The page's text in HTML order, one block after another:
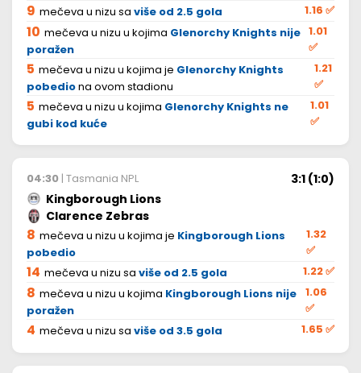
9 mečeva u nizu sa više od 2.5 gola 1.16 ✅
10 mečeva u nizu u kojima Glenorchy Knights nije
poražen
1.01
✅
5 mečeva u nizu u kojima je Glenorchy Knights
pobediona ovom stadionu
1.21
✅
5 mečeva u nizu u kojima Glenorchy Knights ne
gubi kod kuće
1.01
✅
04:30 | Tasmania NPL
3:1 (1:0)
Kingborough Lions
Clarence Zebras
8 mečeva u nizu u kojima je Kingborough Lions
pobedio
1.32
✅
14 mečeva u nizu sa više od 2.5 gola 1.22✅
8 mečeva u nizu u kojima Kingborough Lions nije
poražen
1.06
✅
4 mečeva u nizu sa više od 3.5 gola 1.65 ✅